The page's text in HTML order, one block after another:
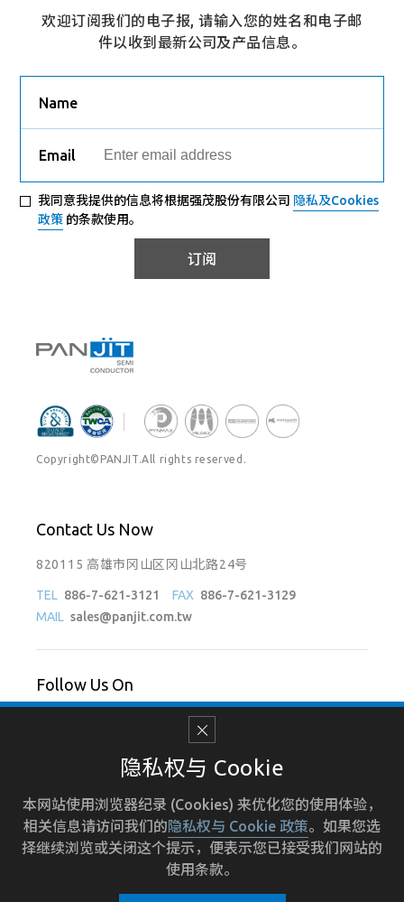
欢迎订阅我们的电子报, 请输入您的姓名和电子邮
件以收到最新公司及产品信息。
Name
Email
订阅
我同意我提供的信息将根据强茂股份有限公司 隐私及Cookies
政策 的条款使用。
隐私权与 Cookie
本网站使用浏览器纪录 (Cookies) 来优化您的使用体验，
相关信息请访问我们的隐私权与 Cookie 政策。如果您选
择继续浏览或关闭这个提示，便表示您已接受我们网站的
使用条款。
Copyright©PANJIT.All rights reserved.
Contact Us Now
820115 高雄市冈山区冈山北路24号
TEL 886-7-621-3121 FAX 886-7-621-3129
MAIL sales@panjit.com.tw
Follow Us On
使用条款 招募人才 人力资源 隐私权政策
苏公网安备 32021402001795号 苏ICP备10208382号-1